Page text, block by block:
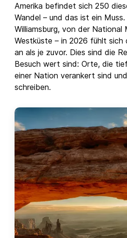
Amerika befindet sich 250
Wandel – und das ist ein
Williamsburg, von der National
Westküste – in 2026 fühlt sich
an als je zuvor. Dies sind die
Besuch wert sind: Orte, die
einer Nation verankert sind
schreiben.